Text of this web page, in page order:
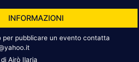
INFORMAZIONI
per pubblicare un evento contatta
Airò Ilaria